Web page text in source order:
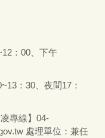
：00、下午
：30、夜間17：
專線】04-
處理單位：兼任